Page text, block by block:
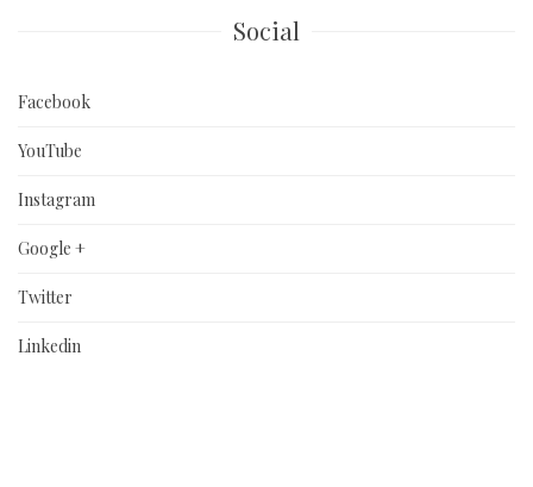
Social
Facebook
YouTube
Instagram
Google +
Twitter
Linkedin